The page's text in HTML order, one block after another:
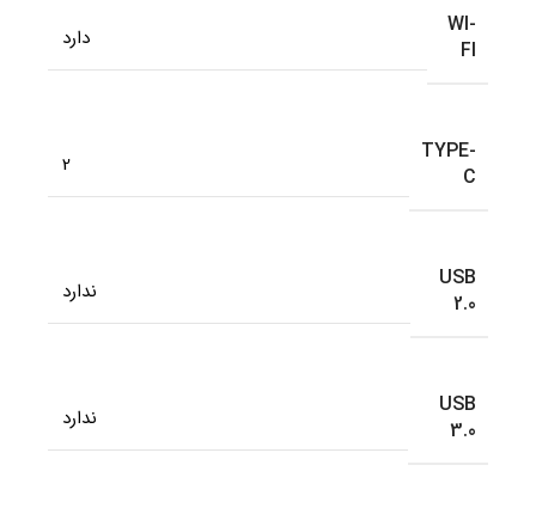
WI-
FI
دارد
TYPE-
C
2
USB
2.0
ندارد
USB
3.0
ندارد